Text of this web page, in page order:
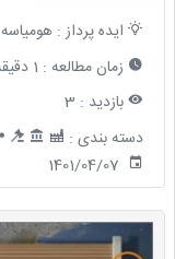
ایده پرداز :هومیاسه
زمان مطالعه : 1 دقیقه
بازدید : 3
دسته بندی :
1401/04/07